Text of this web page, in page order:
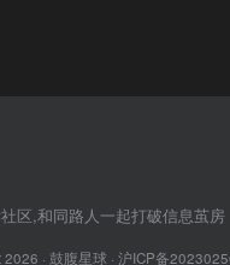
区,和同路人一起打破信息茧房
· 鼓腹星球 · 沪ICP备